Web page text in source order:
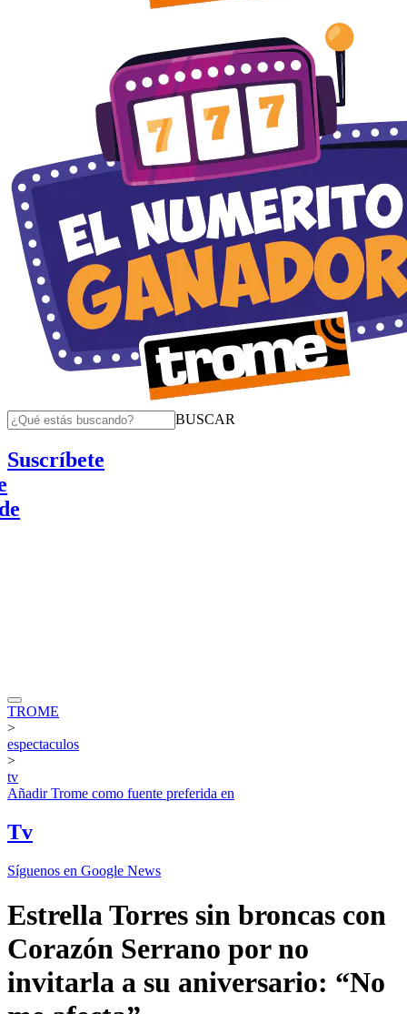
BUSCAR
Suscríbete
TROME
>
espectaculos
>
tv
AñadirTrome como fuente preferida en
Tv
Síguenos en Google News
Estrella Torres sin broncas con
Corazón Serrano por no
invitarla a su aniversario: “No